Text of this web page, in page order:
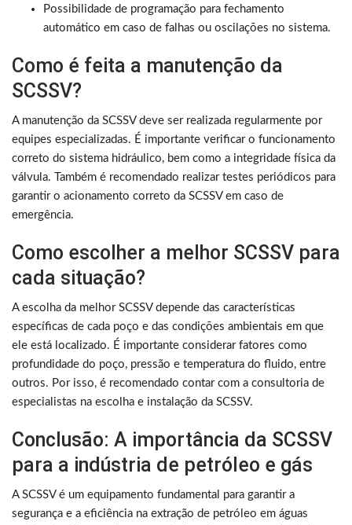
Possibilidade de programação para fechamento
automático em caso de falhas ou oscilações no sistema.
Como é feita a manutenção da
SCSSV?
A manutenção da SCSSV deve ser realizada regularmente por
equipes especializadas. É importante verificar o funcionamento
correto do sistema hidráulico, bem como a integridade física da
válvula. Também é recomendado realizar testes periódicos para
garantir o acionamento correto da SCSSV em caso de
emergência.
Como escolher a melhor SCSSV para
cada situação?
A escolha da melhor SCSSV depende das características
específicas de cada poço e das condições ambientais em que
ele está localizado. É importante considerar fatores como
profundidade do poço, pressão e temperatura do fluido, entre
outros. Por isso, é recomendado contar com a consultoria de
especialistas na escolha e instalação da SCSSV.
Conclusão: A importância da SCSSV
para a indústria de petróleo e gás
A SCSSV é um equipamento fundamental para garantir a
segurança e a eficiência na extração de petróleo em águas